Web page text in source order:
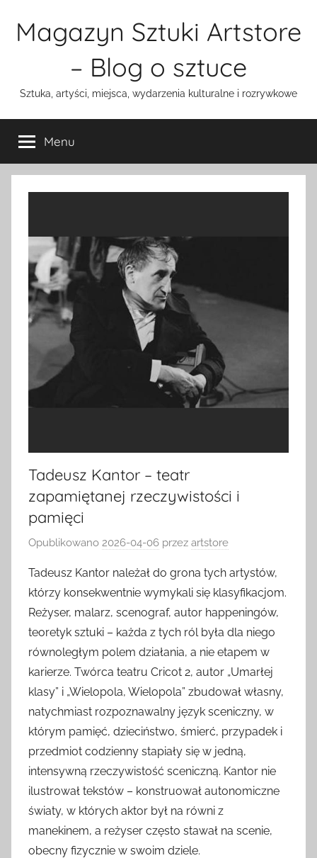
Magazyn Sztuki Artstore
– Blog o sztuce
Sztuka, artyści, miejsca, wydarzenia kulturalne i rozrywkowe
Menu
Tadeusz Kantor – teatr
zapamiętanej rzeczywistości i
pamięci
Opublikowano 2026-04-06 przez artstore
Tadeusz Kantor należał do grona tych artystów,
którzy konsekwentnie wymykali się klasyfikacjom.
Reżyser, malarz, scenograf, autor happeningów,
teoretyk sztuki – każda z tych ról była dla niego
równoległym polem działania, a nie etapem w
karierze. Twórca teatru Cricot 2, autor „Umarłej
klasy” i „Wielopola, Wielopola” zbudował własny,
natychmiast rozpoznawalny język sceniczny, w
którym pamięć, dzieciństwo, śmierć, przypadek i
przedmiot codzienny stapiały się w jedną,
intensywną rzeczywistość sceniczną. Kantor nie
ilustrował tekstów – konstruował autonomiczne
światy, w których aktor był na równi z
manekinem, a reżyser często stawał na scenie,
obecny fizycznie w swoim dziele.